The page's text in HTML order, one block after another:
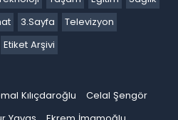
3.Sayfa
Televizyon
Etiket Arşivi
Kılıçdaroğlu
Celal Şengör